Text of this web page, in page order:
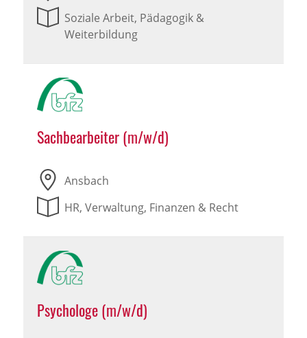
Soziale Arbeit, Pädagogik &
Weiterbildung
Sachbearbeiter (m/w/d)
Ansbach
HR, Verwaltung, Finanzen & Recht
Psychologe (m/w/d)